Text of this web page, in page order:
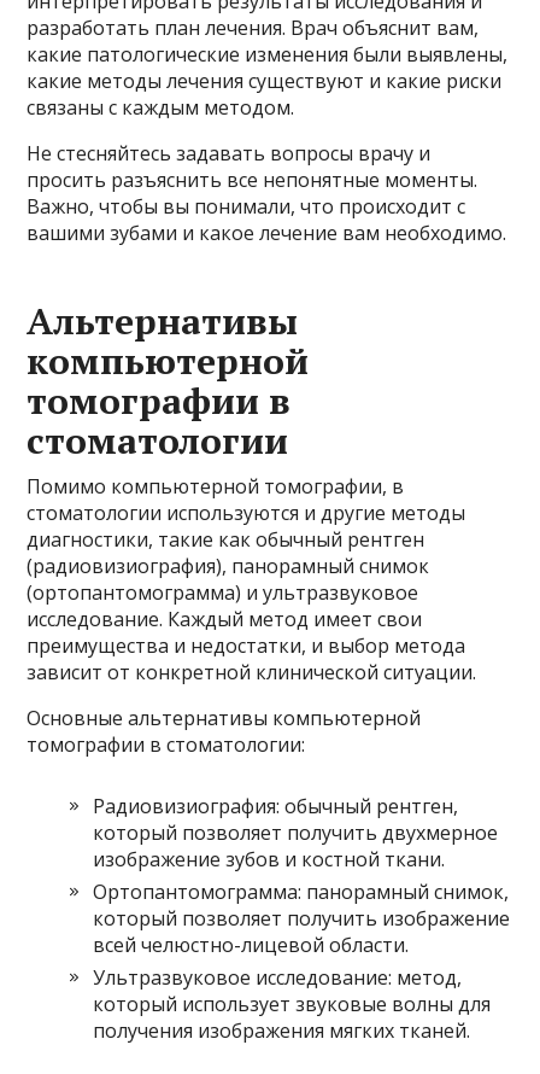
разработать план лечения. Врач объяснит вам,
какие патологические изменения были выявлены,
какие методы лечения существуют и какие риски
связаны с каждым методом.
Не стесняйтесь задавать вопросы врачу и
просить разъяснить все непонятные моменты.
Важно, чтобы вы понимали, что происходит с
вашими зубами и какое лечение вам необходимо.
Альтернативы
компьютерной
томографии в
стоматологии
Помимо компьютерной томографии, в
стоматологии используются и другие методы
диагностики, такие как обычный рентген
(радиовизиография), панорамный снимок
(ортопантомограмма) и ультразвуковое
исследование. Каждый метод имеет свои
преимущества и недостатки, и выбор метода
зависит от конкретной клинической ситуации.
Основные альтернативы компьютерной
томографии в стоматологии:
Радиовизиография: обычный рентген,
который позволяет получить двухмерное
изображение зубов и костной ткани.
Ортопантомограмма: панорамный снимок,
который позволяет получить изображение
всей челюстно-лицевой области.
Ультразвуковое исследование: метод,
который использует звуковые волны для
получения изображения мягких тканей.